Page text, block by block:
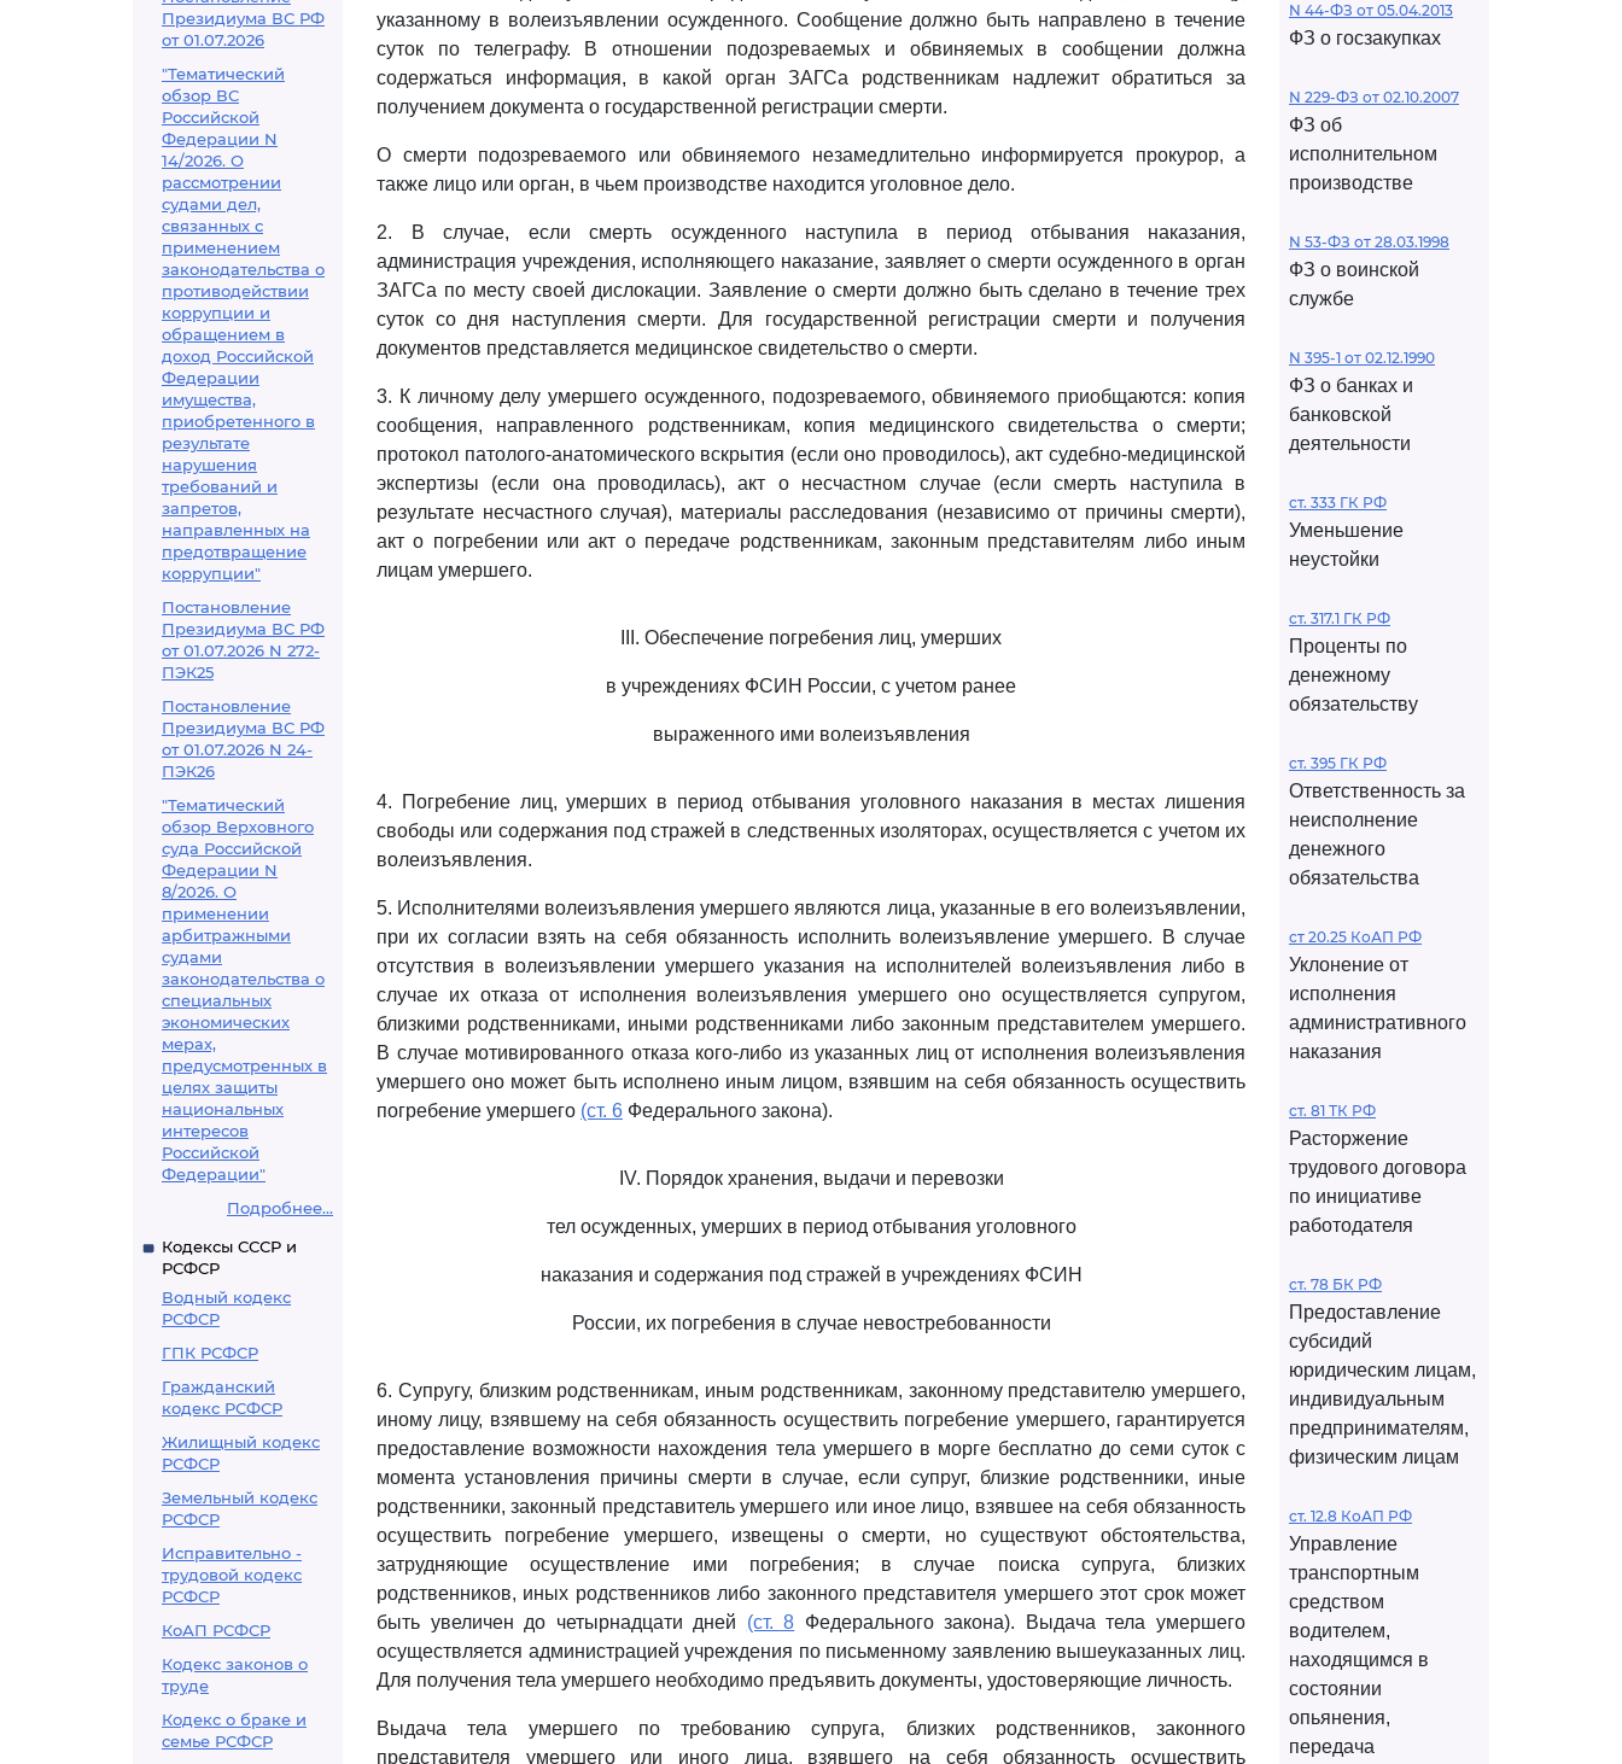
Президиума ВС РФ
от 01.07.2026
"Тематический
обзор ВС
Российской
Федерации N
14/2026. О
рассмотрении
судами дел,
связанных с
применением
законодательства о
противодействии
коррупции и
обращением в
доход Российской
Федерации
имущества,
приобретенного в
результате
нарушения
требований и
запретов,
направленных на
предотвращение
коррупции"
Постановление
Президиума ВС РФ
от 01.07.2026 N 272-
ПЭК25
Постановление
Президиума ВС РФ
от 01.07.2026 N 24-
ПЭК26
"Тематический
обзор Верховного
суда Российской
Федерации N
8/2026. О
применении
арбитражными
судами
законодательства о
специальных
экономических
мерах,
предусмотренных в
целях защиты
национальных
интересов
Российской
Федерации"
Подробнее...
Кодексы СССР и
РСФСР
Водный кодекс
РСФСР
ГПК РСФСР
Гражданский
кодекс РСФСР
Жилищный кодекс
РСФСР
Земельный кодекс
РСФСР
Исправительно -
трудовой кодекс
РСФСР
КоАП РСФСР
Кодекс законов о
труде
Кодекс о браке и
семье РСФСР
указанному в волеизъявлении осужденного. Сообщение должно быть направлено в течение
суток по телеграфу. В отношении подозреваемых и обвиняемых в сообщении должна
содержаться информация, в какой орган ЗАГСа родственникам надлежит обратиться за
получением документа о государственной регистрации смерти.
О смерти подозреваемого или обвиняемого незамедлительно информируется прокурор, а
также лицо или орган, в чьем производстве находится уголовное дело.
2. В случае, если смерть осужденного наступила в период отбывания наказания,
администрация учреждения, исполняющего наказание, заявляет о смерти осужденного в орган
ЗАГСа по месту своей дислокации. Заявление о смерти должно быть сделано в течение трех
суток со дня наступления смерти. Для государственной регистрации смерти и получения
документов представляется медицинское свидетельство о смерти.
3. К личному делу умершего осужденного, подозреваемого, обвиняемого приобщаются: копия
сообщения, направленного родственникам, копия медицинского свидетельства о смерти;
протокол патолого-анатомического вскрытия (если оно проводилось), акт судебно-медицинской
экспертизы (если она проводилась), акт о несчастном случае (если смерть наступила в
результате несчастного случая), материалы расследования (независимо от причины смерти),
акт о погребении или акт о передаче родственникам, законным представителям либо иным
лицам умершего.
III. Обеспечение погребения лиц, умерших
в учреждениях ФСИН России, с учетом ранее
выраженного ими волеизъявления
4. Погребение лиц, умерших в период отбывания уголовного наказания в местах лишения
свободы или содержания под стражей в следственных изоляторах, осуществляется с учетом их
волеизъявления.
5. Исполнителями волеизъявления умершего являются лица, указанные в его волеизъявлении,
при их согласии взять на себя обязанность исполнить волеизъявление умершего. В случае
отсутствия в волеизъявлении умершего указания на исполнителей волеизъявления либо в
случае их отказа от исполнения волеизъявления умершего оно осуществляется супругом,
близкими родственниками, иными родственниками либо законным представителем умершего.
В случае мотивированного отказа кого-либо из указанных лиц от исполнения волеизъявления
умершего оно может быть исполнено иным лицом, взявшим на себя обязанность осуществить
погребение умершего (ст. 6 Федерального закона).
IV. Порядок хранения, выдачи и перевозки
тел осужденных, умерших в период отбывания уголовного
наказания и содержания под стражей в учреждениях ФСИН
России, их погребения в случае невостребованности
6. Супругу, близким родственникам, иным родственникам, законному представителю умершего,
иному лицу, взявшему на себя обязанность осуществить погребение умершего, гарантируется
предоставление возможности нахождения тела умершего в морге бесплатно до семи суток с
момента установления причины смерти в случае, если супруг, близкие родственники, иные
родственники, законный представитель умершего или иное лицо, взявшее на себя обязанность
осуществить погребение умершего, извещены о смерти, но существуют обстоятельства,
затрудняющие осуществление ими погребения; в случае поиска супруга, близких
родственников, иных родственников либо законного представителя умершего этот срок может
быть увеличен до четырнадцати дней (ст. 8 Федерального закона). Выдача тела умершего
осуществляется администрацией учреждения по письменному заявлению вышеуказанных лиц.
Для получения тела умершего необходимо предъявить документы, удостоверяющие личность.
Выдача тела умершего по требованию супруга, близких родственников, законного
представителя умершего или иного лица, взявшего на себя обязанность осуществить
N 44-ФЗ от 05.04.2013
ФЗ о госзакупках
N 229-ФЗ от 02.10.2007
ФЗ об
исполнительном
производстве
N 53-ФЗ от 28.03.1998
ФЗ о воинской
службе
N 395-1 от 02.12.1990
ФЗ о банках и
банковской
деятельности
ст. 333 ГК РФ
Уменьшение
неустойки
ст. 317.1 ГК РФ
Проценты по
денежному
обязательству
ст. 395 ГК РФ
Ответственность за
неисполнение
денежного
обязательства
ст 20.25 КоАП РФ
Уклонение от
исполнения
административного
наказания
ст. 81 ТК РФ
Расторжение
трудового договора
по инициативе
работодателя
ст. 78 БК РФ
Предоставление
субсидий
юридическим лицам,
индивидуальным
предпринимателям,
физическим лицам
ст. 12.8 КоАП РФ
Управление
транспортным
средством
водителем,
находящимся в
состоянии
опьянения,
передача